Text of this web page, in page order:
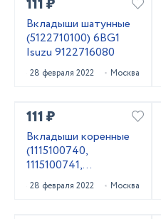
111 ₽
Вкладыши шатунные
(5122710100) 6BG1
Isuzu 9122716080
28 февраля 2022 Москва
111 ₽
Вкладыши коренные
(1115100740,
1115100741,
1115100742) 6BG1
Isuzu 1115100743
28 февраля 2022 Москва